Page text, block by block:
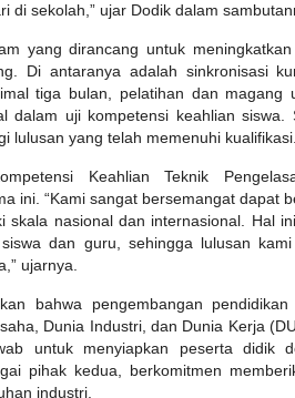
sekolah,” ujar Dodik dalam
yang dirancang untuk
Di antaranya adalah sinkronisasi
tiga bulan, pelatihan dan
dalam uji kompetensi keahlian siswa.
lulusan yang telah memenuhi kualifikasi.
Keahlian Teknik
ini. “Kami sangat bersemangat dapat
skala nasional dan internasional. Hal
dan guru, sehingga lulusan
ujarnya.
bahwa pengembangan
Dunia Industri, dan Dunia Kerja
untuk menyiapkan peserta didik
pihak kedua, berkomitmen
industri.